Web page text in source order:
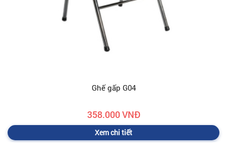
Ghế gấp G04
358.000 VNĐ
Xem chi tiết